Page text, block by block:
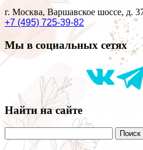
г. Москва, Варшавское шоссе, д.
+7 (495) 725-39-82
Мы в социальных сетях
Найти на сайте